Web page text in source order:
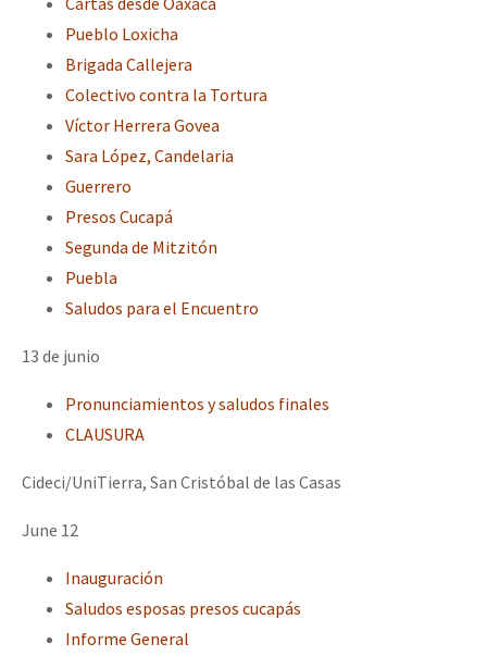
Fotorreportaje
Video
Semillero Guerra contra la Humanidad. (Las poblaciones y
la naturaleza bajo asedio)
Libros para descargar
COVID-19
Eventos
Contacto
Pueblo Loxicha
Brigada Callejera
Colectivo contra la Tortura
Víctor Herrera Govea
Sara López, Candelaria
Guerrero
Presos Cucapá
Segunda de Mitzitón
Puebla
Saludos para el Encuentro
13 de junio
Pronunciamientos y saludos finales
CLAUSURA
Cideci/UniTierra, San Cristóbal de las Casas
June 12
Inauguración
Saludos esposas presos cucapás
Informe General